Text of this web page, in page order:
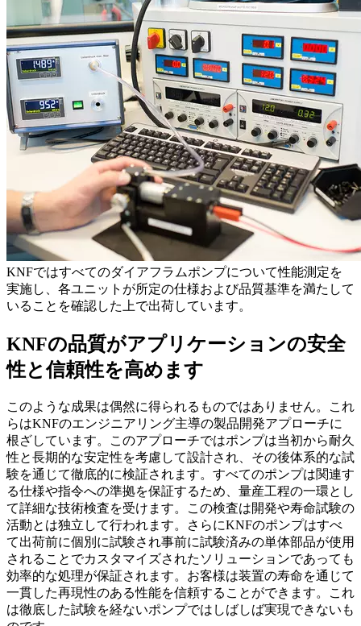
KNFではすべてのダイアフラムポンプについて性能測定を
実施し、各ユニットが所定の仕様および品質基準を満たして
いることを確認した上で出荷しています。
KNFの品質がアプリケーションの安全
性と信頼性を高めます
このような成果は偶然に得られるものではありません。これ
らはKNFのエンジニアリング主導の製品開発アプローチに
根ざしています。このアプローチではポンプは当初から耐久
性と長期的な安定性を考慮して設計され、その後体系的な試
験を通じて徹底的に検証されます。すべてのポンプは関連す
る仕様や指令への準拠を保証するため、量産工程の一環とし
て詳細な技術検査を受けます。この検査は開発や寿命試験の
活動とは独立して行われます。さらにKNFのポンプはすべ
て出荷前に個別に試験され事前に試験済みの単体部品が使用
されることでカスタマイズされたソリューションであっても
効率的な処理が保証されます。お客様は装置の寿命を通じて
一貫した再現性のある性能を信頼することができます。これ
は徹底した試験を経ないポンプではしばしば実現できないも